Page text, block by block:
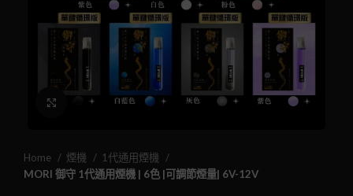
Click to enlarge
Home 煙機
1代通用煙機
MORI 御守 1代通用煙機 | 6色 |可調節煙量| 6V-12V